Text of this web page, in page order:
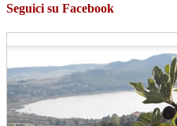
Seguici su Facebook